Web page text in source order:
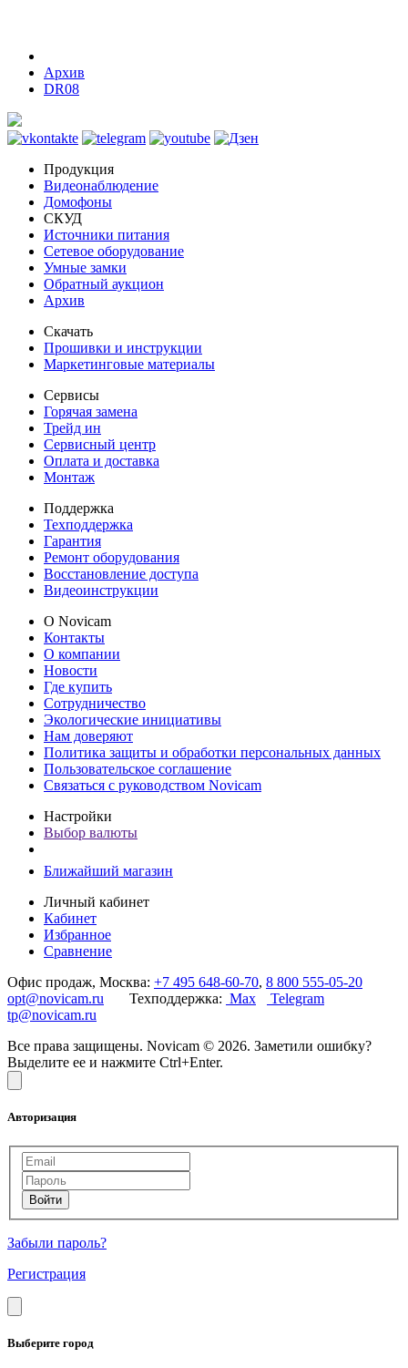
Архив
DR08
Продукция
Видеонаблюдение
Домофоны
СКУД
Источники питания
Сетевое оборудование
Умные замки
Обратный аукцион
Архив
Скачать
Прошивки и инструкции
Маркетинговые материалы
Сервисы
Горячая замена
Трейд ин
Сервисный центр
Оплата и доставка
Монтаж
Поддержка
Техподдержка
Гарантия
Ремонт оборудования
Восстановление доступа
Видеоинструкции
О Novicam
Контакты
О компании
Новости
Где купить
Сотрудничество
Экологические инициативы
Нам доверяют
Политика защиты и обработки персональных данных
Пользовательское соглашение
Связаться с руководством Novicam
Настройки
Выбор валюты
Ближайший магазин
Личный кабинет
Кабинет
Избранное
Сравнение
Офис продаж, Москва: +7 495 648-60-70, 8 800 555-05-20
opt@novicam.ru Техподдержка: Max
Telegram
tp@novicam.ru
Все права защищены. Novicam © 2026. Заметили ошибку?
Выделите ее и нажмите Ctrl+Enter.
Авторизация
Забыли пароль?
Регистрация
Выберите город